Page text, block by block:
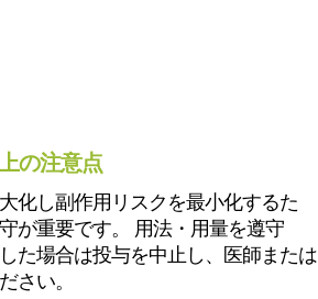
の注意点
化し副作用リスクを最小化するた
が重要です。 用法・用量を遵守
た場合は投与を中止し、医師または
さい。